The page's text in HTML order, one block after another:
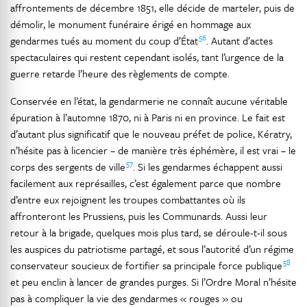
affrontements de décembre 1851, elle décide de marteler, puis de
démolir, le monument funéraire érigé en hommage aux
gendarmes tués au moment du coup d’État56. Autant d’actes
spectaculaires qui restent cependant isolés, tant l’urgence de la
guerre retarde l’heure des règlements de compte.
Conservée en l’état, la gendarmerie ne connaît aucune véritable
épuration à l’automne 1870, ni à Paris ni en province. Le fait est
d’autant plus significatif que le nouveau préfet de police, Kératry,
n’hésite pas à licencier – de manière très éphémère, il est vrai – le
corps des sergents de ville57. Si les gendarmes échappent aussi
facilement aux représailles, c’est également parce que nombre
d’entre eux rejoignent les troupes combattantes où ils
affronteront les Prussiens, puis les Communards. Aussi leur
retour à la brigade, quelques mois plus tard, se déroule-t-il sous
les auspices du patriotisme partagé, et sous l’autorité d’un régime
conservateur soucieux de fortifier sa principale force publique58
et peu enclin à lancer de grandes purges. Si l’Ordre Moral n’hésite
pas à compliquer la vie des gendarmes « rouges » ou